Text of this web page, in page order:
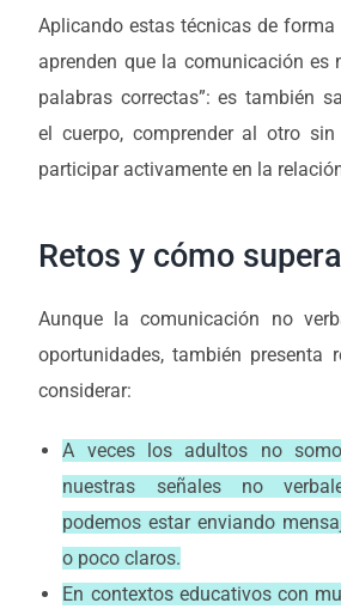
Aplicando estas técnicas de
aprenden que la comunicación es
palabras correctas”: es también
el cuerpo, comprender al otro
participar activamente en la
Retos y cómo
Aunque la comunicación no
oportunidades, también presenta
considerar:
A veces los adultos no
nuestras señales no
podemos estar enviando
o poco claros.
En contextos educativos con